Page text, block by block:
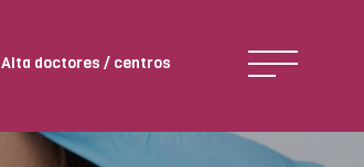
Alta doctores / centros